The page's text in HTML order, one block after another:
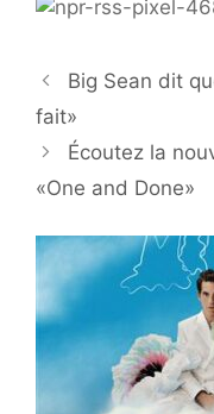
Big Sean dit
fait»
Écoutez la
«One and Done»